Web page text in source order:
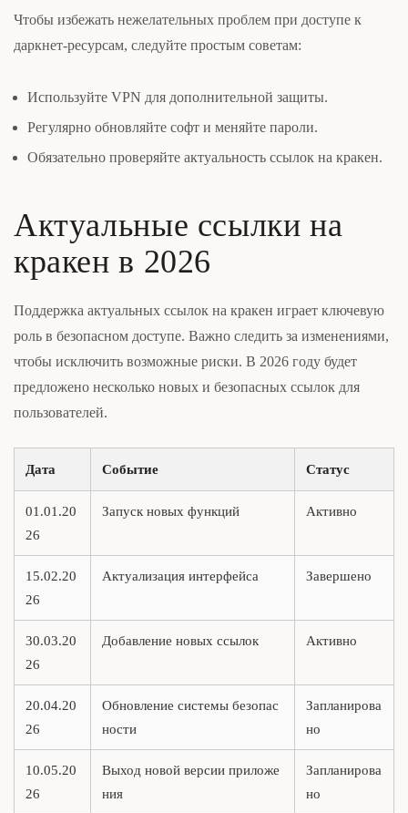
Чтобы избежать нежелательных проблем при доступе к
даркнет-ресурсам, следуйте простым советам:
Используйте VPN для дополнительной защиты.
Регулярно обновляйте софт и меняйте пароли.
Обязательно проверяйте актуальность ссылок на кракен.
Актуальные ссылки на
кракен в 2026
Поддержка актуальных ссылок на кракен играет ключевую
роль в безопасном доступе. Важно следить за изменениями,
чтобы исключить возможные риски. В 2026 году будет
предложено несколько новых и безопасных ссылок для
пользователей.
Дата Событие Статус
01.01.20
26
Запуск новых функций Активно
15.02.20
26
Актуализация интерфейса Завершено
30.03.20
26
Добавление новых ссылок Активно
20.04.20
26
Обновление системы безопас
ности
Запланирова
но
10.05.20
26
Выход новой версии приложе
ния
Запланирова
но